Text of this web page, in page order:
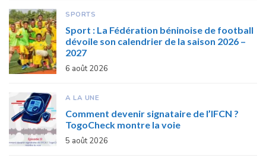
SPORTS
Sport : La Fédération béninoise de football
dévoile son calendrier de la saison 2026 –
2027
6 août 2026
A LA UNE
Comment devenir signataire de l’IFCN ?
TogoCheck montre la voie
5 août 2026